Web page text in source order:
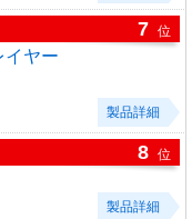
7 位
イヤー
製品詳細
8 位
製品詳細